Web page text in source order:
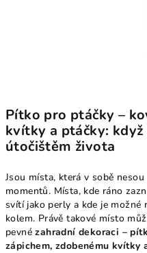
Pítko pro ptáčky –
kvítky a ptáčky: když
útočištěm života
Jsou místa, která v sobě
momentů. Místa, kde ráno
svítí jako perly a kde je možné
kolem. Právě takové místo
pevnézahradní dekoraci –
zápichem, zdobenému kvítky